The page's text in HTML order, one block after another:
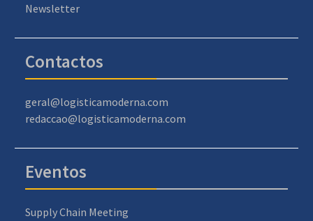
Newsletter
Contactos
geral@logisticamoderna.com
redaccao@logisticamoderna.com
Eventos
Supply Chain Meeting